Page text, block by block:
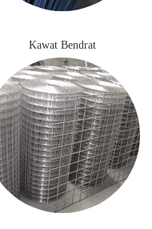
Kawat Bendrat